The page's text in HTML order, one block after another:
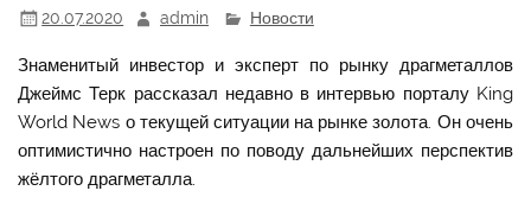
20.07.2020 admin Новости
Знаменитый инвестор и эксперт по рынку драгметаллов
Джеймс Терк рассказал недавно в интервью порталу King
World News о текущей ситуации на рынке золота. Он очень
оптимистично настроен по поводу дальнейших перспектив
жёлтого драгметалла.